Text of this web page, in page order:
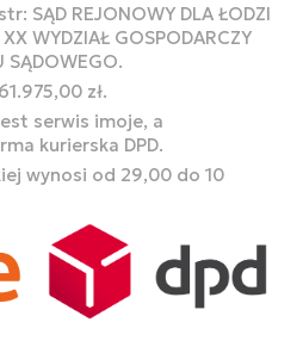
SĄD REJONOWY DLA ŁODZI
WYDZIAŁ GOSPODARCZY
SĄDOWEGO.
zł.
serwis imoje, a
kurierska DPD.
wynosi od 29,00 do 10